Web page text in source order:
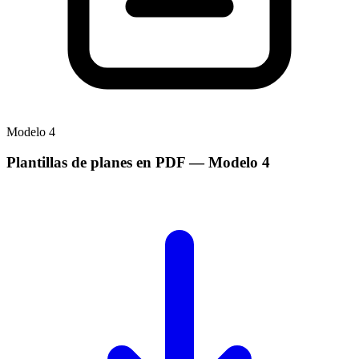
Modelo 4
Plantillas de planes en PDF— Modelo 4